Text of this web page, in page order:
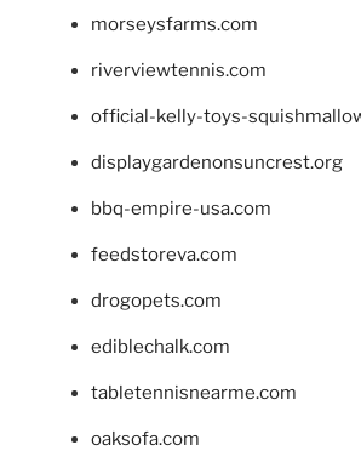
morseysfarms.com
riverviewtennis.com
official-kelly-toys-
displaygardenonsuncrest.org
bbq-empire-usa.com
feedstoreva.com
drogopets.com
ediblechalk.com
tabletennisnearme.com
oaksofa.com